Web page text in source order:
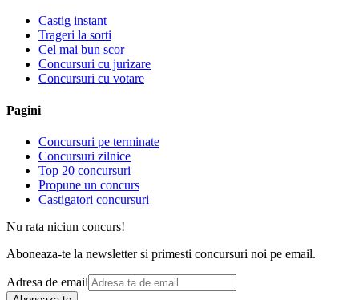
Castig instant
Trageri la sorti
Cel mai bun scor
Concursuri cu jurizare
Concursuri cu votare
Pagini
Concursuri pe terminate
Concursuri zilnice
Top 20 concursuri
Propune un concurs
Castigatori concursuri
Nu rata niciun concurs!
Aboneaza-te la newsletter si primesti concursuri noi pe email.
Adresa de email